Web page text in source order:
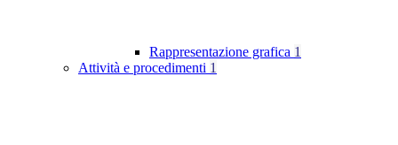
Rappresentazione grafica 1
Attività e procedimenti 1